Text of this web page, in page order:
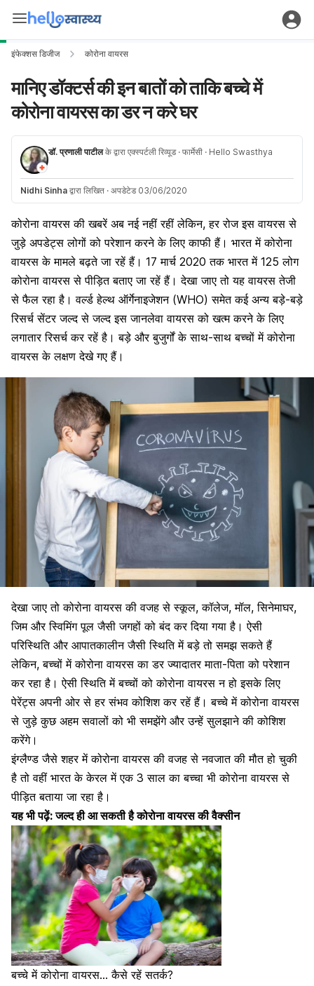
इंफेक्शस डिजीज कोरोना वायरस
मानिए डॉक्टर्स की इन बातों को ताकि बच्चे में
कोरोना वायरस का डर न करे घर
डॉ. प्रणाली पाटीलके द्वारा एक्स्पर्टली रिव्यूड · फार्मेसी · Hello Swasthya
Nidhi Sinha द्वारा लिखित · अपडेटेड 03/06/2020
कोरोना वायरस की खबरें अब नई नहीं रहीं लेकिन, हर रोज इस वायरस से
जुड़े अपडेट्स लोगों को परेशान करने के लिए काफी हैं। भारत में कोरोना
वायरस के मामले बढ़ते जा रहें हैं। 17 मार्च 2020 तक भारत में 125 लोग
कोरोना वायरस से पीड़ितबताए जा रहें हैं। देखा जाए तो यह वायरस तेजी
से फैल रहा है। वर्ल्ड हेल्थ ऑर्गेनाइजेशन (WHO) समेत कई अन्य बड़े-बड़े
रिसर्च सेंटर जल्द से जल्द इस जानलेवा वायरस को खत्म करने के लिए
लगातार रिसर्च कर रहें है। बड़े और बुजुर्गों के साथ-साथ बच्चों मेंकोरोना
वायरस के लक्षण देखे गए हैं।
देखा जाए तो कोरोना वायरस की वजह से स्कूल, कॉलेज, मॉल, सिनेमाघर,
जिम और स्विमिंग पूल जैसी जगहों को बंद कर दिया गया है। ऐसी
परिस्थिति और आपातकालीन जैसी स्थिति में बड़े तो समझ सकते हैं
लेकिन, बच्चों में कोरोना वायरस का डर ज्यादातर माता-पिता को परेशान
कर रहा है। ऐसी स्थिति में बच्चों को कोरोना वायरस न हो इसके लिए
पेरेंट्स अपनी ओर से हर संभव कोशिश कर रहें हैं। बच्चे में कोरोना वायरस
से जुड़े कुछ अहम सवालों को भी समझेंगे और उन्हें सुलझाने की कोशिश
करेंगे।
इंग्लैण्ड जैसे शहर में कोरोना वायरस की वजह से नवजात की मौत हो चुकी
है तो वहीं भारत के केरल में एक 3 साल का बच्चा भी कोरोना वायरस से
पीड़ित बताया जा रहा है।
यह भी पढ़ें:जल्द ही आ सकती है कोरोना वायरस की वैक्सीन
बच्चे में कोरोना वायरस… कैसे रहें सतर्क?